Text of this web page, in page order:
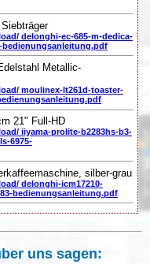
delonghi-ec-685-m-dedica-
bedienungsanleitung.pdf
Metallic-
moulinex-lt261d-toaster-
21" Full-HD
iiyama-prolite-b2283hs-b3-
6975-
silber-grau
delonghi-icm17210-
bedienungsanleitung.pdf
uns sagen: